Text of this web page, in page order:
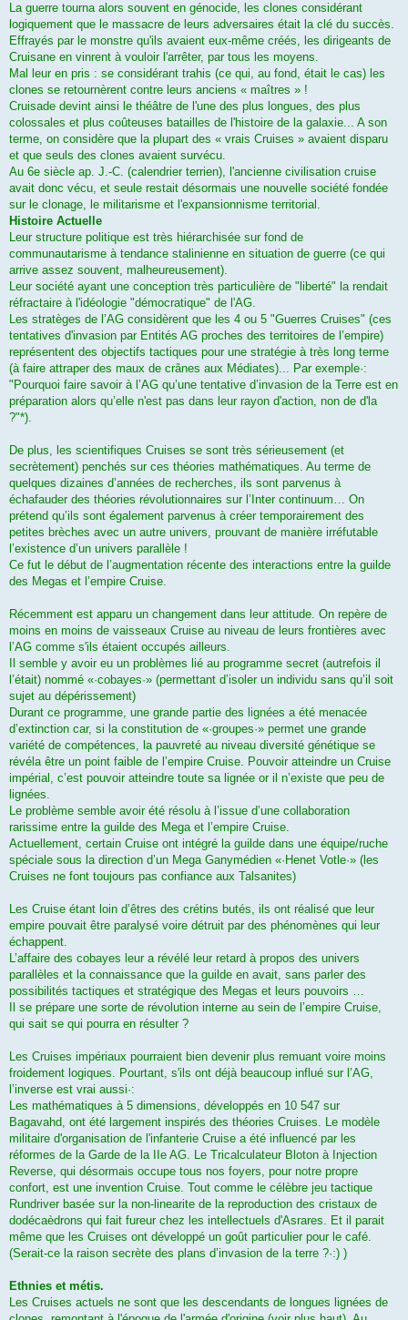
La guerre tourna alors souvent en génocide, les clones considérant
logiquement que le massacre de leurs adversaires était la clé du succès.
Effrayés par le monstre qu'ils avaient eux-même créés, les dirigeants de
Cruisane en vinrent à vouloir l'arrêter, par tous les moyens.
Mal leur en pris : se considérant trahis (ce qui, au fond, était le cas) les
clones se retournèrent contre leurs anciens « maîtres » !
Cruisade devint ainsi le théâtre de l'une des plus longues, des plus
colossales et plus coûteuses batailles de l'histoire de la galaxie... A son
terme, on considère que la plupart des « vrais Cruises » avaient disparu
et que seuls des clones avaient survécu.
Au 6e siècle ap. J.-C. (calendrier terrien), l'ancienne civilisation cruise
avait donc vécu, et seule restait désormais une nouvelle société fondée
sur le clonage, le militarisme et l'expansionnisme territorial.
Histoire Actuelle
Leur structure politique est très hiérarchisée sur fond de
communautarisme à tendance stalinienne en situation de guerre (ce qui
arrive assez souvent, malheureusement).
Leur société ayant une conception très particulière de "liberté" la rendait
réfractaire à l'idéologie "démocratique" de l'AG.
Les stratèges de l’AG considèrent que les 4 ou 5 "Guerres Cruises" (ces
tentatives d'invasion par Entités AG proches des territoires de l’empire)
représentent des objectifs tactiques pour une stratégie à très long terme
(à faire attraper des maux de crânes aux Médiates)... Par exemple·:
"Pourquoi faire savoir à l’AG qu’une tentative d’invasion de la Terre est en
préparation alors qu’elle n'est pas dans leur rayon d'action, non de d'la
?"*).
De plus, les scientifiques Cruises se sont très sérieusement (et
secrètement) penchés sur ces théories mathématiques. Au terme de
quelques dizaines d’années de recherches, ils sont parvenus à
échafauder des théories révolutionnaires sur l’Inter continuum… On
prétend qu’ils sont également parvenus à créer temporairement des
petites brèches avec un autre univers, prouvant de manière irréfutable
l’existence d’un univers parallèle !
Ce fut le début de l’augmentation récente des interactions entre la guilde
des Megas et l’empire Cruise.
Récemment est apparu un changement dans leur attitude. On repère de
moins en moins de vaisseaux Cruise au niveau de leurs frontières avec
l’AG comme s'ils étaient occupés ailleurs.
Il semble y avoir eu un problèmes lié au programme secret (autrefois il
l’était) nommé «·cobayes·» (permettant d’isoler un individu sans qu’il soit
sujet au dépérissement)
Durant ce programme, une grande partie des lignées a été menacée
d’extinction car, si la constitution de «·groupes·» permet une grande
variété de compétences, la pauvreté au niveau diversité génétique se
révéla être un point faible de l’empire Cruise. Pouvoir atteindre un Cruise
impérial, c’est pouvoir atteindre toute sa lignée or il n’existe que peu de
lignées.
Le problème semble avoir été résolu à l’issue d’une collaboration
rarissime entre la guilde des Mega et l’empire Cruise.
Actuellement, certain Cruise ont intégré la guilde dans une équipe/ruche
spéciale sous la direction d’un Mega Ganymédien «·Henet Votle·» (les
Cruises ne font toujours pas confiance aux Talsanites)
Les Cruise étant loin d’êtres des crétins butés, ils ont réalisé que leur
empire pouvait être paralysé voire détruit par des phénomènes qui leur
échappent.
L’affaire des cobayes leur a révélé leur retard à propos des univers
parallèles et la connaissance que la guilde en avait, sans parler des
possibilités tactiques et stratégique des Megas et leurs pouvoirs …
Il se prépare une sorte de révolution interne au sein de l’empire Cruise,
qui sait se qui pourra en résulter ?
Les Cruises impériaux pourraient bien devenir plus remuant voire moins
froidement logiques. Pourtant, s'ils ont déjà beaucoup influé sur l’AG,
l’inverse est vrai aussi·:
Les mathématiques à 5 dimensions, développés en 10 547 sur
Bagavahd, ont été largement inspirés des théories Cruises. Le modèle
militaire d'organisation de l'infanterie Cruise a été influencé par les
réformes de la Garde de la IIe AG. Le Tricalculateur Bloton à Injection
Reverse, qui désormais occupe tous nos foyers, pour notre propre
confort, est une invention Cruise. Tout comme le célèbre jeu tactique
Rundriver basée sur la non-linearite de la reproduction des cristaux de
dodécaèdrons qui fait fureur chez les intellectuels d'Asrares. Et il parait
même que les Cruises ont développé un goût particulier pour le café.
(Serait-ce la raison secrète des plans d’invasion de la terre ?·:) )
Ethnies et métis.
Les Cruises actuels ne sont que les descendants de longues lignées de